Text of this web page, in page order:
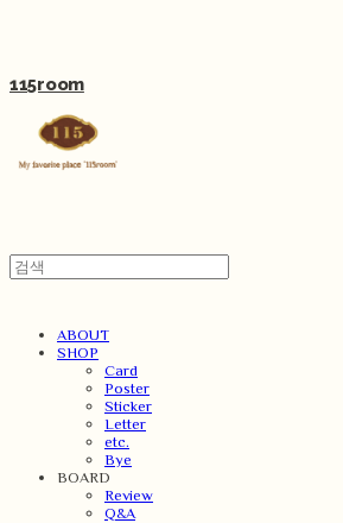
115room
ABOUT
SHOP
Card
Poster
Sticker
Letter
etc.
Bye
BOARD
Review
Q&A